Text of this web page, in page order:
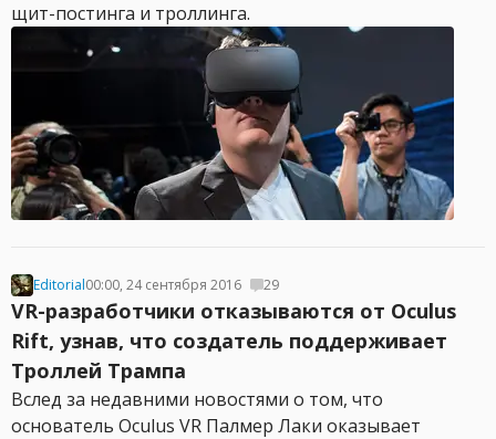
щит-постинга и троллинга.
Editorial00:00, 24 сентября 2016 29
VR-разработчики отказываются от Oculus
Rift, узнав, что создатель поддерживает
Троллей Трампа
Вслед за недавними новостями о том, что
основатель Oculus VR Палмер Лаки оказывает